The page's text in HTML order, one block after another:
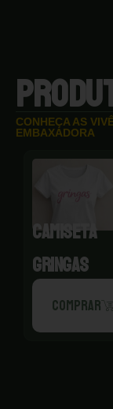
CONHEÇA AS
EMBAXADORA
CAMISETA
GRINGAS
COMPRAR